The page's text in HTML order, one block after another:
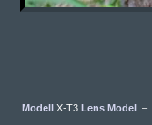
Modell X-T3 Lens Model –